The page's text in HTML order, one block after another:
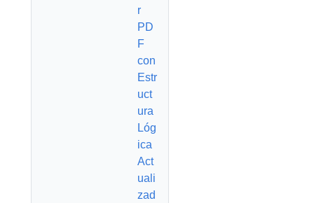
r
PD
F
con
Estr
uct
ura
Lóg
ica
Act
uali
zad